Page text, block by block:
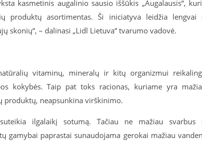
kasmetinis augalinio sausio iššūkis „Augalausis“,
produktų asortimentas. Ši iniciatyva leidžia lengvai
skonių“, – dalinasi „Lidl Lietuva“ tvarumo vadovė.
vitaminų, mineralų ir kitų organizmui
kokybės. Taip pat toks racionas, kuriame yra
neapsunkina virškinimo.
ilgalaikį sotumą. Tačiau ne mažiau svarbus
gamybai paprastai sunaudojama gerokai mažiau